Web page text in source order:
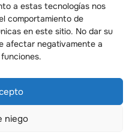
a estas tecnologías nos
comportamiento de
en este sitio. No dar su
afectar negativamente a
niego